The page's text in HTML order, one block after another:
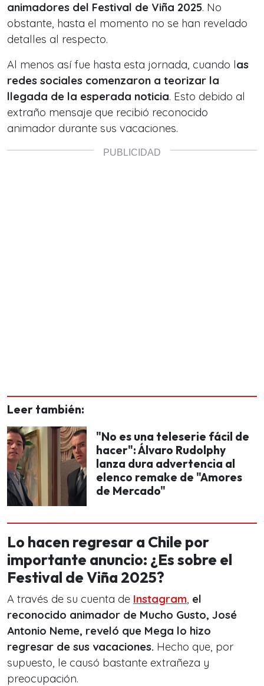
animadores del Festival de Viña 2025. No
obstante, hasta el momento no se han revelado
detalles al respecto.
Al menos así fue hasta esta jornada, cuando las
redes sociales comenzaron a teorizar la
llegada de la esperada noticia. Esto debido al
extraño mensaje que recibió reconocido
animador durante sus vacaciones.
Leer también:
"No es una teleserie fácil de
hacer": Álvaro Rudolphy
lanza dura advertencia al
elenco remake de "Amores
de Mercado"
Lo hacen regresar a Chile por
importante anuncio: ¿Es sobre el
Festival de Viña 2025?
A través de su cuenta de Instagram, el
reconocido animador de Mucho Gusto, José
Antonio Neme, reveló que Mega lo hizo
regresar de sus vacaciones. Hecho que, por
supuesto, le causó bastante extrañeza y
preocupación.